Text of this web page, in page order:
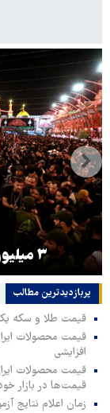
۳ میلیون زائر اربعین به کشور بازگشتند
پربازدیدترین‌ مطالب
قیمت طلا و سکه یکشنبه ۱۱ مرداد ۱۴۰۵/ ریزش
افزایشی
قیمت‌ها در بازار
زمان اعلام نتایج